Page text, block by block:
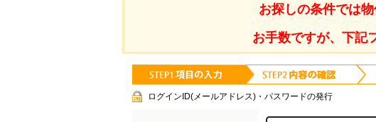
お探しの条件では
お手数ですが、下記
ログインID(メールアドレス)・パスワードの発行